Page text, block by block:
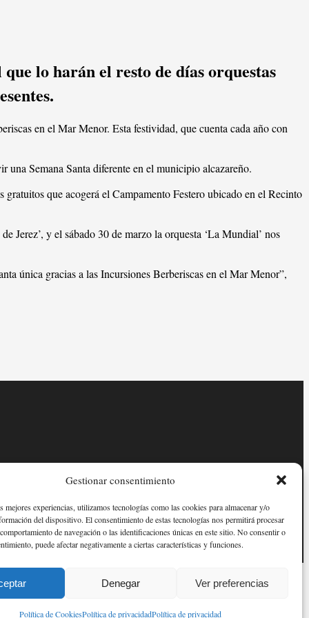
Gestionar consentimiento
mejores experiencias, utilizamos tecnologías como las cookies para almacenar y/o
del dispositivo. El consentimiento de estas tecnologías nos permitirá procesar
de navegación o las identificaciones únicas en este sitio. No consentir o
puede afectar negativamente a ciertas características y funciones.
Denegar Ver preferencias
Política de CookiesPolítica de privacidadPolítica de privacidad
lo harán el resto de días orquestas
en el Mar Menor. Esta festividad, que cuenta cada año con
Semana Santa diferente en el municipio alcazareño.
que acogerá el Campamento Festero ubicado en el Recinto
Jerez’, y el sábado 30 de marzo la orquesta ‘La Mundial’ nos
única gracias a las Incursiones Berberiscas en el Mar Menor”,